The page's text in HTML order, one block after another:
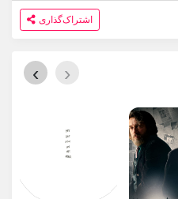
اشتراک‌گذاری
‹
›